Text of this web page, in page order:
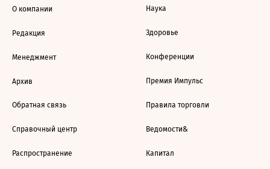
О компании
Редакция
Менеджмент
Архив
Обратная связь
Справочный центр
Распространение
Наука
Здоровье
Конференции
Премия Импульс
Правила торговли
Ведомости&
Капитал